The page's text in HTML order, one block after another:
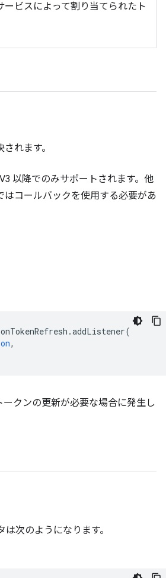
ービスによって割り当てられたト
れます。
以降でのみサポートされます。他
はコールバックを使用する必要があ
onTokenRefresh .addListener(
,
クンの更新が必要な場合に発生し
は次のようになります。